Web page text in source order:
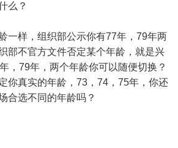
么？
一样，组织部公示你有77年，79年两
部不官方文件否定某个年龄，就是兴
，79年，两个年龄你可以随便切换？
你真实的年龄，73，74，75年，你还
合选不同的年龄吗？